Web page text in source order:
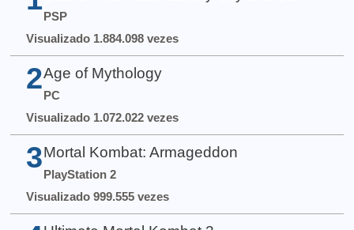
PSP
Visualizado 1.884.098 vezes
2 Age of Mythology
PC
Visualizado 1.072.022 vezes
3 Mortal Kombat: Armageddon
PlayStation 2
Visualizado 999.555 vezes